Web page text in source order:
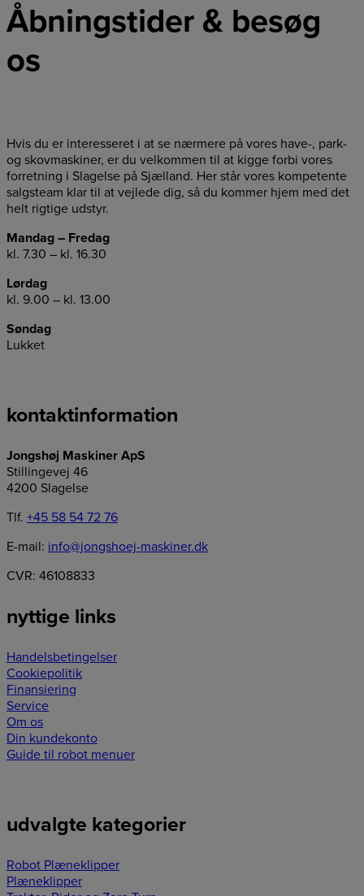
Åbningstider & besøg
os
Hvis du er interesseret i at se nærmere på vores have-, park-
og skovmaskiner, er du velkommen til at kigge forbi vores
forretning i Slagelse på Sjælland. Her står vores kompetente
salgsteam klar til at vejlede dig, så du kommer hjem med det
helt rigtige udstyr.
Mandag – Fredag
kl. 7.30 – kl. 16.30
Lørdag
kl. 9.00 – kl. 13.00
Søndag
Lukket
kontaktinformation
Jongshøj Maskiner ApS
Stillingevej 46
4200 Slagelse
Tlf. +45 58 54 72 76
E-mail: info@jongshoej-maskiner.dk
CVR: 46108833
nyttige links
Handelsbetingelser
Cookiepolitik
Finansiering
Service
Om os
Din kundekonto
Guide til robot menuer
udvalgte kategorier
Robot Plæneklipper
Plæneklipper